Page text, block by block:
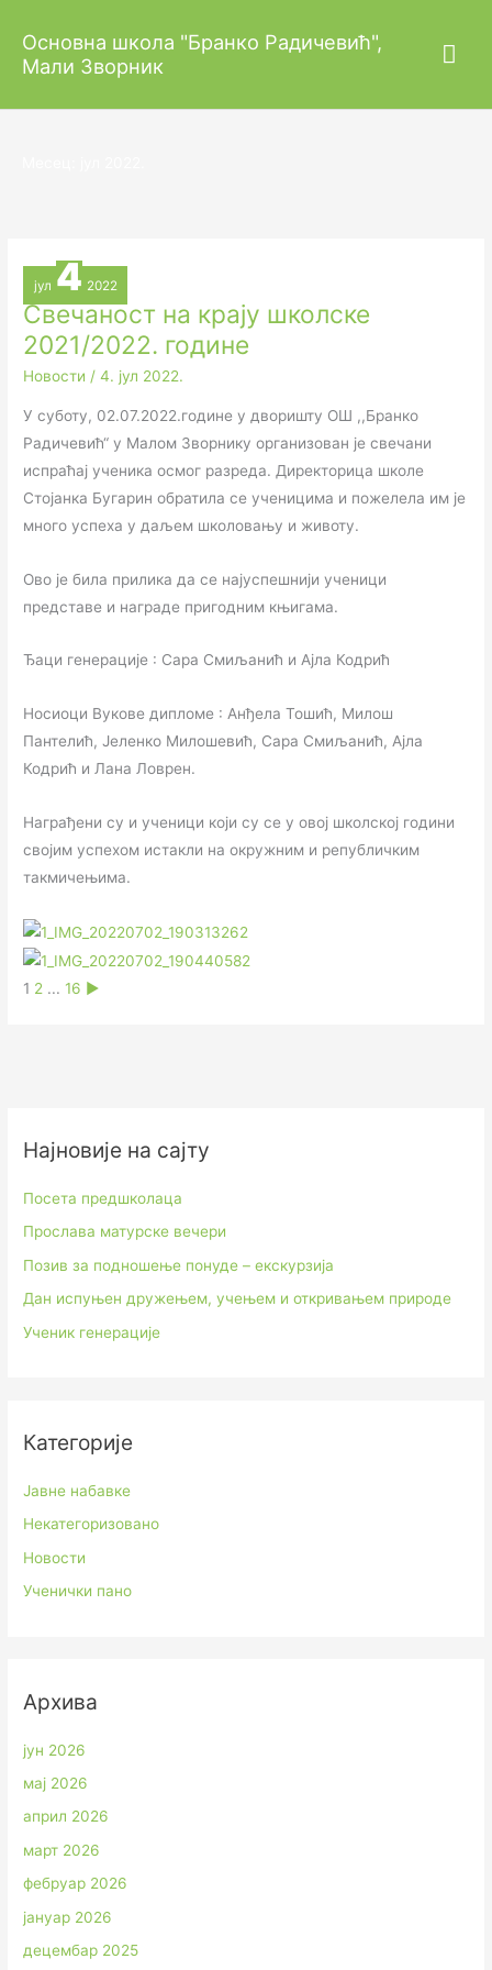
садржај
Основна школа "Бранко Радичевић",
Мали Зворник
јул 4 2022
Свечаност на крају школске
2021/2022. године
Новости /4. јул 2022.
У суботу, 02.07.2022.године у дворишту ОШ ,,Бранко
Радичевић“ у Малом Зворнику организован је свечани
испраћај ученика осмог разреда. Директорица школе
Стојанка Бугарин обратила се ученицима и пожелела им је
много успеха у даљем школовању и животу.
Ово је била прилика да се најуспешнији ученици
представе и награде пригодним књигама.
Ђаци генерације : Сара Смиљанић и Ајла Кодрић
Носиоци Вукове дипломе : Анђела Тошић, Милош
Пантелић, Јеленко Милошевић, Сара Смиљанић, Ајла
Кодрић и Лана Ловрен.
Награђени су и ученици који су се у овој школској години
својим успехом истакли на окружним и републичким
такмичењима.
1 2 ... 16 ►
Најновије на сајту
Посета предшколаца
Прослава матурске вечери
Позив за подношење понуде – екскурзија
Дан испуњен дружењем, учењем и откривањем природе
Ученик генерације
Категорије
Јавне набавке
Некатегоризовано
Новости
Ученички пано
Архива
јун 2026
мај 2026
април 2026
март 2026
фебруар 2026
јануар 2026
децембар 2025